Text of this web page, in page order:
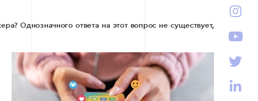
Однозначного ответа на этот вопрос не существует,